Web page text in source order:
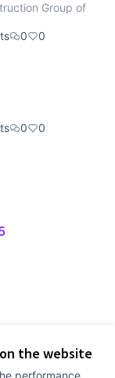
the website
performance
Group of
0 0
0 0